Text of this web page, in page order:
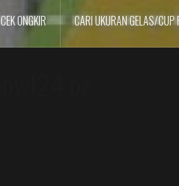
CEK ONGKIR CARI UKURAN GELAS/CUP